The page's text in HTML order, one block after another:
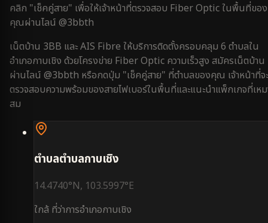
คลิก "เช็คคู่สาย" เพื่อให้เจ้าหน้าที่ตรวจสอบ Fiber Optic ในพื้นที่ของ
คุณผ่านไลน์ @3bbth
เน็ตบ้าน 3BB และ AIS Fibre ให้บริการติดตั้งครอบคลุม 6 ตำบลใน
อำเภอกาบเชิง ด้วยโครงข่าย Fiber Optic ความเร็วสูง สมัครเน็ตบ้าน
ผ่านไลน์ @3bbth หรือกดปุ่ม "เช็คคู่สาย" ที่ตำบลของคุณ เจ้าหน้าที่จะ
ตรวจสอบความพร้อมของสายไฟเบอร์ในพื้นที่และแนะนำแพ็กเกจที่เหม
สม
ตำบลตำบลกาบเชิง
14.4740°N, 103.5997°E
ใกล้ ที่ว่าการอำเภอกาบเชิง